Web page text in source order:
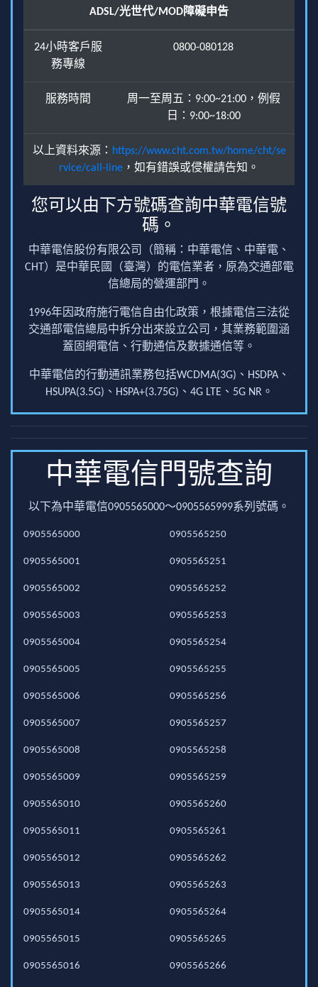
ADSL/光世代/MOD障礙申告
24小時客戶服
務專線
0800-080128
服務時間
周一至周五：9:00~21:00，例假
日：9:00~18:00
以上資料來源： https://www.cht.com.tw/home/cht/se
rvice/call-line ，如有錯誤或侵權請告知。
您可以由下方號碼查詢中華電信號
碼。
中華電信股份有限公司（簡稱：中華電信、中華電、
CHT）是中華民國（臺灣）的電信業者，原為交通部電
信總局的營運部門。
1996年因政府施行電信自由化政策，根據電信三法從
交通部電信總局中拆分出來設立公司，其業務範圍涵
蓋固網電信、行動通信及數據通信等。
中華電信的行動通訊業務包括WCDMA(3G)、HSDPA、
HSUPA(3.5G)、HSPA+(3.75G)、4G LTE、5G NR。
中華電信門號查詢
以下為中華電信0905565000～0905565999系列號碼。
0905565000
0905565001
0905565002
0905565003
0905565004
0905565005
0905565006
0905565007
0905565008
0905565009
0905565010
0905565011
0905565012
0905565013
0905565014
0905565015
0905565016
0905565250
0905565251
0905565252
0905565253
0905565254
0905565255
0905565256
0905565257
0905565258
0905565259
0905565260
0905565261
0905565262
0905565263
0905565264
0905565265
0905565266